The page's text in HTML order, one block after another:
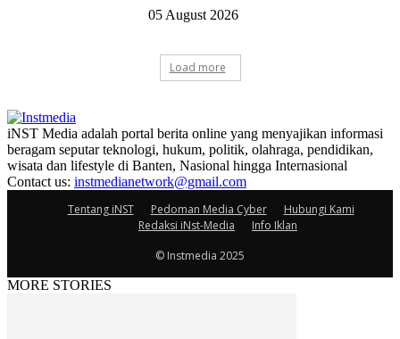
05 August 2026
Load more
iNST Media adalah portal berita online yang menyajikan informasi
beragam seputar teknologi, hukum, politik, olahraga, pendidikan,
wisata dan lifestyle di Banten, Nasional hingga Internasional
Contact us: instmedianetwork@gmail.com
Tentang iNST
Pedoman Media Cyber
Hubungi Kami
Redaksi iNst-Media
Info Iklan
© Instmedia 2025
MORE STORIES